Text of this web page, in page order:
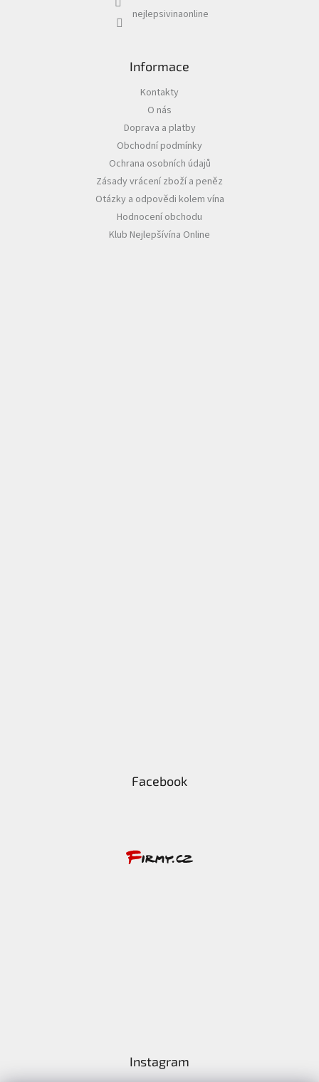
nejlepsivinaonline
Informace
Kontakty
O nás
Doprava a platby
Obchodní podmínky
Ochrana osobních údajů
Zásady vrácení zboží a peněz
Otázky a odpovědi kolem vína
Hodnocení obchodu
Klub Nejlepšívína Online
Facebook
Instagram